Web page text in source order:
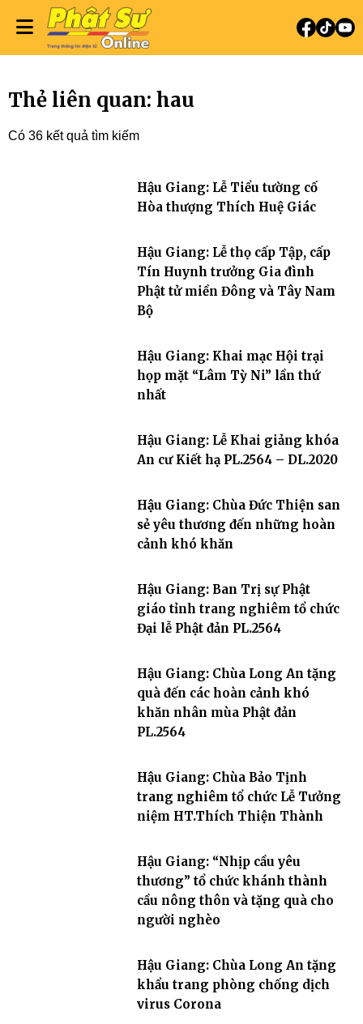
Thẻ liên quan: hau
Có 36 kết quả tìm kiếm
Hậu Giang: Lễ Tiểu tường cố
Hòa thượng Thích Huệ Giác
Hậu Giang: Lễ thọ cấp Tập, cấp
Tín Huynh trưởng Gia đình
Phật tử miền Đông và Tây Nam
Bộ
Hậu Giang: Khai mạc Hội trại
họp mặt “Lâm Tỳ Ni” lần thứ
nhất
Hậu Giang: Lễ Khai giảng khóa
An cư Kiết hạ PL.2564 – DL.2020
Hậu Giang: Chùa Đức Thiện san
sẻ yêu thương đến những hoàn
cảnh khó khăn
Hậu Giang: Ban Trị sự Phật
giáo tỉnh trang nghiêm tổ chức
Đại lễ Phật đản PL.2564
Hậu Giang: Chùa Long An tặng
quà đến các hoàn cảnh khó
khăn nhân mùa Phật đản
PL.2564
Hậu Giang: Chùa Bảo Tịnh
trang nghiêm tổ chức Lễ Tưởng
niệm HT.Thích Thiện Thành
Hậu Giang: “Nhịp cầu yêu
thương” tổ chức khánh thành
cầu nông thôn và tặng quà cho
người nghèo
Hậu Giang: Chùa Long An tặng
khẩu trang phòng chống dịch
virus Corona